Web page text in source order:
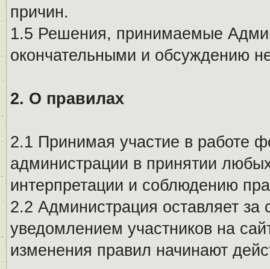
причин.
1.5 Решения, принимаемые
окончательными и обсуждению
2. О правилах
2.1 Принимая участие в работе
администрации в принятии
интерпретации и соблюдению
2.2 Администрация оставляет
уведомлением участников на
изменения правил начинают